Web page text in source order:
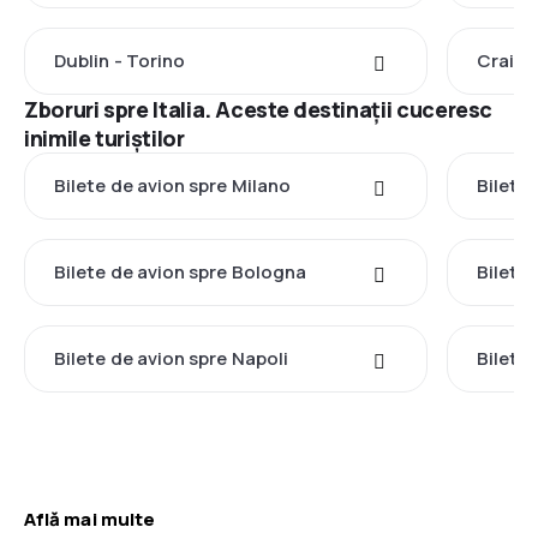
Dublin - Torino
Zboruri spre Italia. Aceste destinații cuceresc
inimile turiștilor
Bilete de avion spre Milano Bilete
Bilete de avion spre Bologna Bilete
Bilete de avion spre Napoli Bilete
Află mai multe